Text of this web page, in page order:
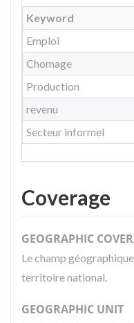
Keyword
Emploi
Chomage
Production
revenu
Secteur informel
Coverage
GEOGRAPHIC
Le champ
territoire national.
GEOGRAPHIC UNIT